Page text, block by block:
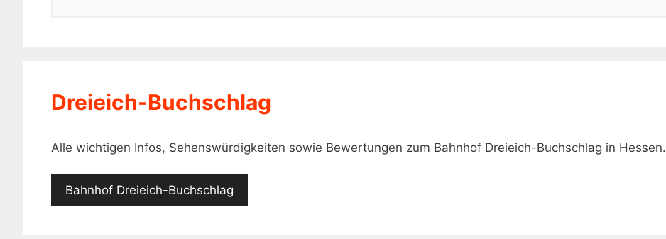
Dreieich-Buchschlag
Alle wichtigen Infos, Sehenswürdigkeiten sowie Bewertungen zum Bahnhof Dreieich-Buchschlag in Hessen.
Bahnhof Dreieich-Buchschlag